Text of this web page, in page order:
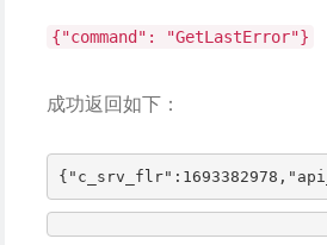
{"command": "GetLastError"}
成功返回如下：